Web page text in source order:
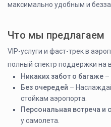
максимально удобным и
Что мы предлагаем
VIP-услуги и фаст-трек в
полный спектр поддержки на
Никаких забот о багаже –
Без очередей –
стойкам аэропорта.
Персональная встреча
у самолета.